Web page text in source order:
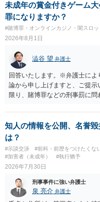
未成年の賞金付きゲーム
罪になりますか？
#賭博罪・オンラインカジノ・闇スロッ
2026年8月1日
澁谷 望 弁護士
回答いたします。※弁護士によ
論から申し上げますと、ご提
限り、賭博罪などの刑事罰に
答】 賭博罪は、参加者が互い
立します。 質問者様がご自身
出し、参加者からの参加費が
原資と完全に分離されている場
が存在しないため賭博罪には該
た、利益を得る目的もないため
事・行政上の観点から以下の
は事業者が顧客を誘引するため
知人の情報を公開、名誉
は？
#示談交渉 #前科・前歴をつけたくな
#加害者（未成年）
#執行猶予
2026年7月30日
刑事事件に強い弁護士
泉 亮介 弁護士